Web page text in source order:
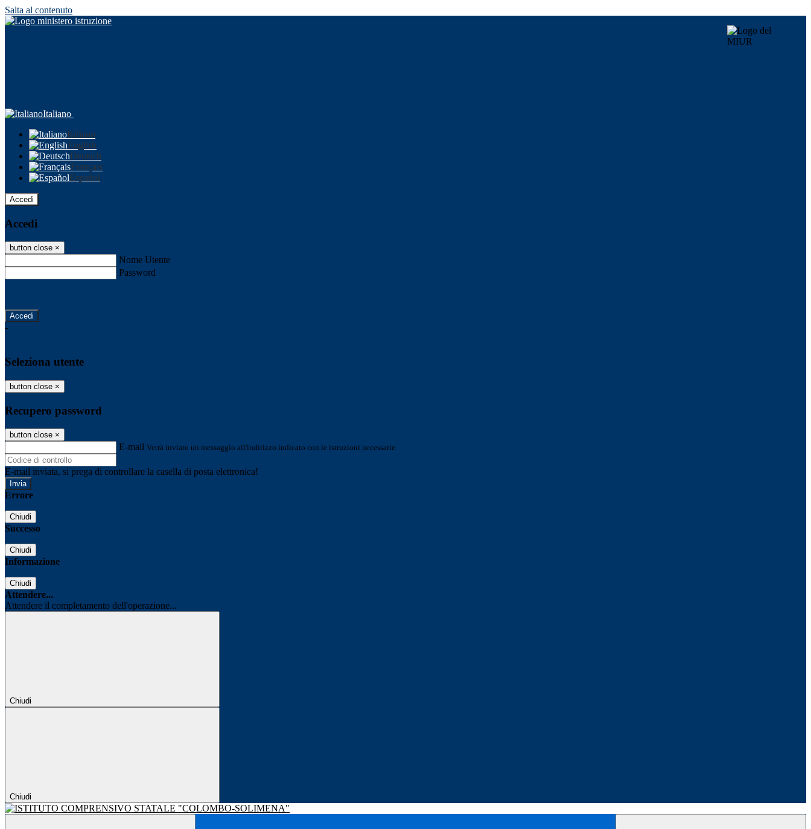
Salta al contenuto
Italiano
Italiano
English
Deutsch
Français
Español
Accedi
Accedi
button close ×
Nome Utente
Password
-
Seleziona utente
button close ×
Recupero password
button close ×
E-mail Verrà inviato un messaggio all'indirizzo indicato con le istruzioni necessarie.
E-mail inviata, si prega di controllare la casella di posta elettronica!
Errore
Chiudi
Successo
Chiudi
Informazione
Chiudi
Attendere...
Attendere il completamento dell'operazione...
Chiudi
Chiudi